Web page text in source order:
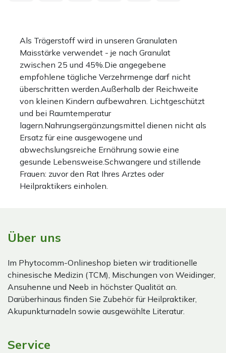
Als Trägerstoff wird in unseren Granulaten
Maisstärke verwendet - je nach Granulat
zwischen 25 und 45%.Die angegebene
empfohlene tägliche Verzehrmenge darf nicht
überschritten werden.Außerhalb der Reichweite
von kleinen Kindern aufbewahren. Lichtgeschützt
und bei Raumtemperatur
lagern.Nahrungsergänzungsmittel dienen nicht als
Ersatz für eine ausgewogene und
abwechslungsreiche Ernährung sowie eine
gesunde Lebensweise.Schwangere und stillende
Frauen: zuvor den Rat Ihres Arztes oder
Heilpraktikers einholen.
Über uns
Im Phytocomm-Onlineshop bieten wir traditionelle
chinesische Medizin (TCM), Mischungen von Weidinger,
Ansuhenne und Neeb in höchster Qualität an.
Darüberhinaus finden Sie Zubehör für Heilpraktiker,
Akupunkturnadeln sowie ausgewählte Literatur.
Service